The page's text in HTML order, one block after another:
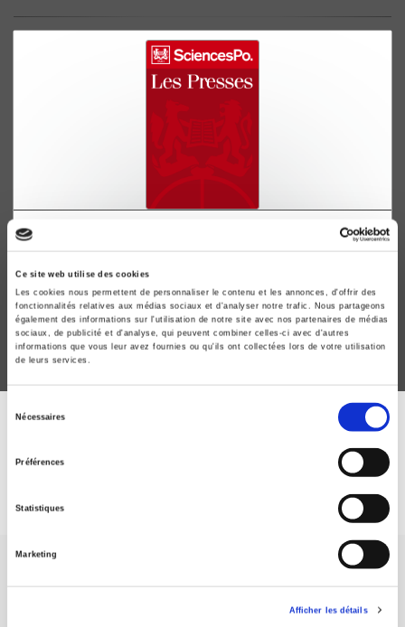
Ce site web utilise des cookies
Les cookies nous permettent de personnaliser le contenu et les annonces, d'offrir des
fonctionnalités relatives aux médias sociaux et d'analyser notre trafic. Nous partageons
également des informations sur l'utilisation de notre site avec nos partenaires de médias
sociaux, de publicité et d'analyse, qui peuvent combiner celles-ci avec d'autres
informations que vous leur avez fournies ou qu'ils ont collectées lors de votre utilisation
de leurs services.
Nécessaires
Préférences
Statistiques
Marketing
Afficher les détails
Les régimes parlementaires contemporains
Fondation nationale des sciences politiques France